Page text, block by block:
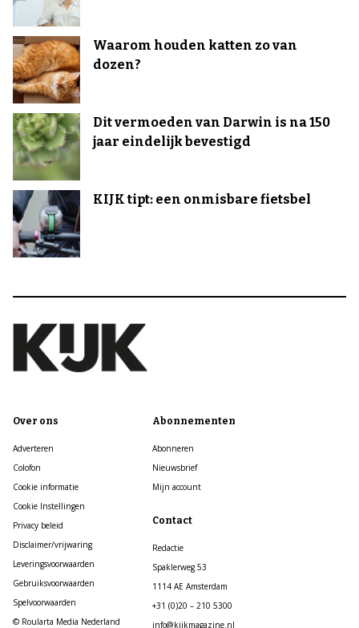
Waarom houden katten zo van
dozen?
Dit vermoeden van Darwin is na 150
jaar eindelijk bevestigd
KIJK tipt: een onmisbare fietsbel
Over ons
Adverteren
Colofon
Cookie informatie
Cookie Instellingen
Privacy beleid
Disclaimer/vrijwaring
Leveringsvoorwaarden
Gebruiksvoorwaarden
Spelvoorwaarden
© Roularta Media Nederland
Abonnementen
Abonneren
Nieuwsbrief
Mijn account
Contact
Redactie
Spaklerweg 53
1114 AE Amsterdam
+31 (0)20 – 210 5300
info@kijkmagazine.nl